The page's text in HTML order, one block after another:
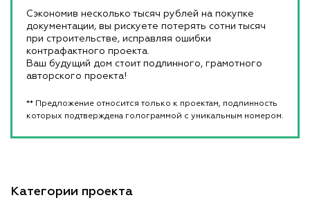
Сэкономив несколько тысяч рублей на покупке
документации, вы рискуете потерять сотни тысяч
при строительстве, исправляя ошибки
контрафактного проекта.
Ваш будущий дом стоит подлинного, грамотного
авторского проекта!
** Предложение относится только к проектам, подлинность
которых подтверждена голограммой с уникальным номером.
Категории проекта